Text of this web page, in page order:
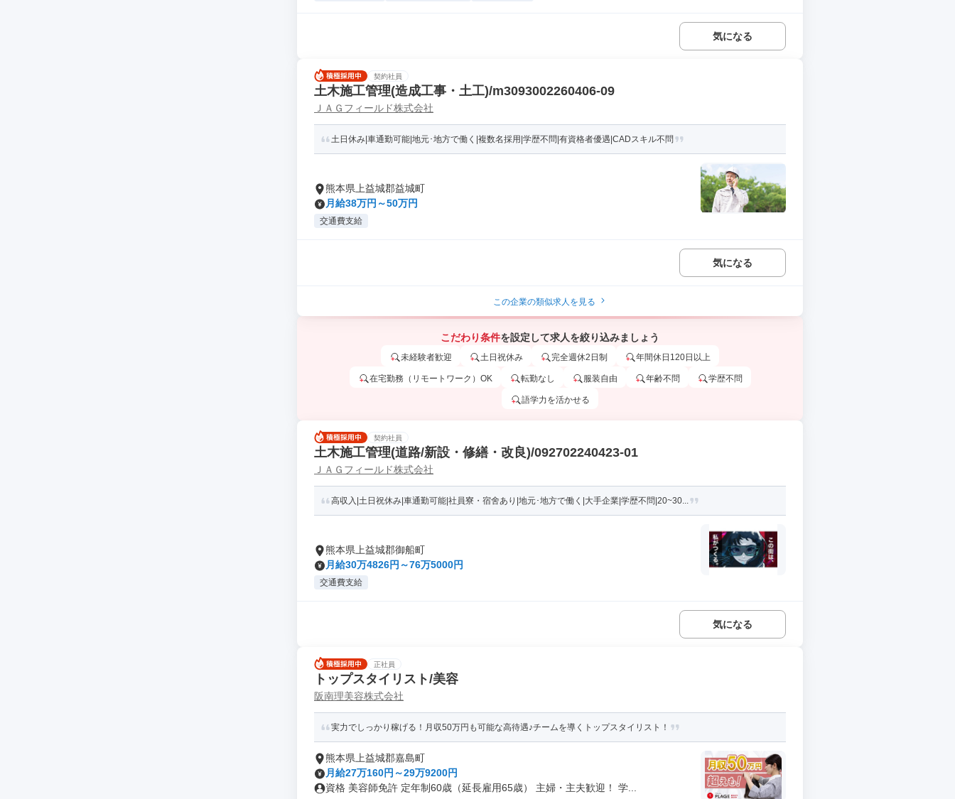
気になる
契約社員
土木施工管理(造成工事・土工)/m3093002260406-09
ＪＡＧフィールド株式会社
土日休み|車通勤可能|地元･地方で働く|複数名採用|学歴不問|有資格者優遇|CADスキル不問
熊本県上益城郡益城町
月給38万円～50万円
交通費支給
気になる
この企業の類似求人を見る
こだわり条件を設定して求人を絞り込みましょう
未経験者歓迎 土日祝休み 完全週休2日制 年間休日120日以上
在宅勤務（リモートワーク）OK 転勤なし 服装自由 年齢不問 学歴不問
語学力を活かせる
契約社員
土木施工管理(道路/新設・修繕・改良)/092702240423-01
ＪＡＧフィールド株式会社
高収入|土日祝休み|車通勤可能|社員寮・宿舍あり|地元･地方で働く|大手企業|学歴不問|20~30...
熊本県上益城郡御船町
月給30万4826円～76万5000円
交通費支給
気になる
正社員
トップスタイリスト/美容
阪南理美容株式会社
実力でしっかり稼げる！月収50万円も可能な高待遇♪チームを導くトップスタイリスト！
熊本県上益城郡嘉島町
月給27万160円～29万9200円
資格 美容師免許 定年制60歳（延長雇用65歳） 主婦・主夫歓迎！ 学...